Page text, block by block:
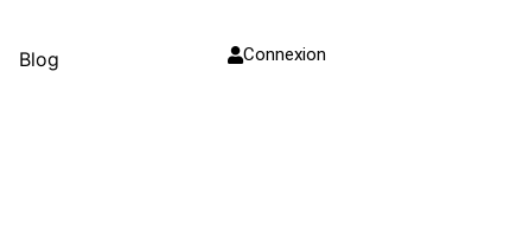
Blog Connexion